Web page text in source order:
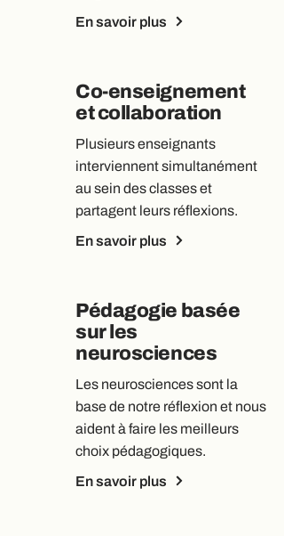
En savoir plus
Co-enseignement
et collaboration
Plusieurs enseignants
interviennent simultanément
au sein des classes et
partagent leurs réflexions.
En savoir plus
Pédagogie basée
sur les
neurosciences
Les neurosciences sont la
base de notre réflexion et nous
aident à faire les meilleurs
choix pédagogiques.
En savoir plus